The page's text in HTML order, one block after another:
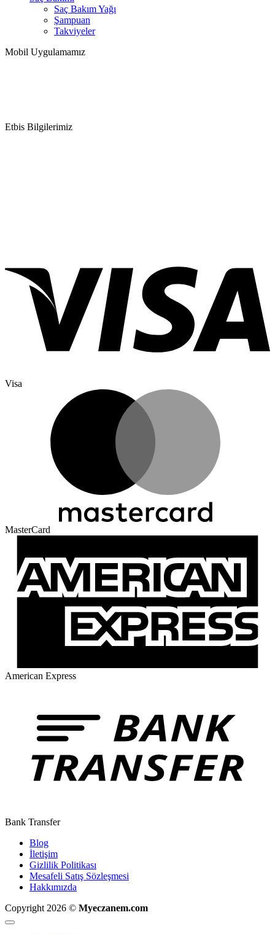
Saç Bakım Yağı
Şampuan
Takviyeler
Mobil Uygulamamız
Etbis Bilgilerimiz
Visa
MasterCard
American Express
Bank Transfer
Blog
İletişim
Gizlilik Politikası
Mesafeli Satış Sözleşmesi
Hakkımızda
Copyright 2026 © Myeczanem.com